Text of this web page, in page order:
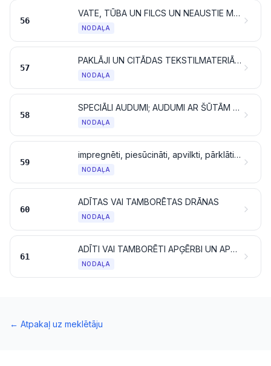
56
VATE, TŪBA UN FILCS UN NEAUSTIE MATERIĀLI; SPECIĀLA DZIJA; AUKLAS, TAUVAS, VIRVES UN TROSES UN IZSTRĀDĀJUMI NO TIEM
NODAĻA
57
PAKLĀJI UN CITĀDAS TEKSTILMATERIĀLU GRĪDSEGAS
NODAĻA
58
SPECIĀLI AUDUMI; AUDUMI AR ŠŪTĀM PLŪKSNĀM; MEŽĢĪNES; GOBELĒNI; APDARES MATERIĀLI; IZŠUVUMI
NODAĻA
59
impregnēti, piesūcināti, apvilkti, pārklāti vai laminēti tekstilmateriāli; RŪPNIECĪBĀ IZMANTOJAMI TEKSTILIZSTRĀDĀJUMI
NODAĻA
60
ADĪTAS VAI TAMBORĒTAS DRĀNAS
NODAĻA
61
ADĪTI VAI TAMBORĒTI APĢĒRBI UN APĢĒRBA PIEDERUMI
NODAĻA
← Atpakaļ uz meklētāju